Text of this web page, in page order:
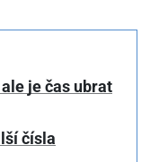
je čas ubrat
čísla